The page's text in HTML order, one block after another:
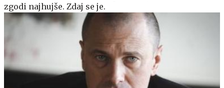
zgodi najhujše. Zdaj se je.